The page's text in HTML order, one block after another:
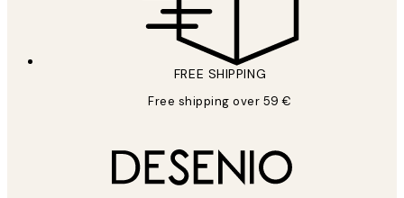
FREE SHIPPING
Free shipping over 59 €